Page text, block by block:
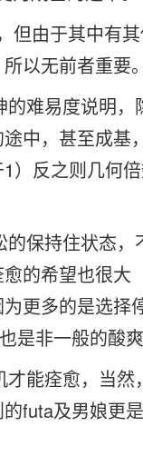
但由于其中有
以无前者重要
难易度说明，
中，甚至成基
）反之则几何
保持住状态，
的希望也很大
更多的是选择
是非一般的酸
能痊愈，当然
futa及男娘更